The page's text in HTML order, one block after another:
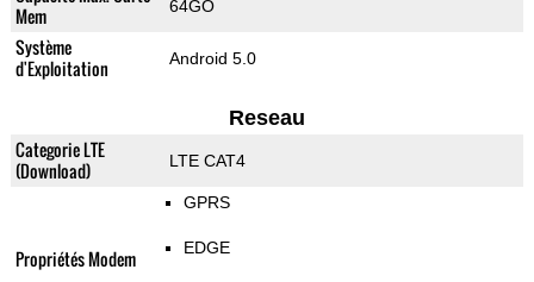
Mem
64GO
Système
d'Exploitation
Android 5.0
Reseau
Categorie LTE
(Download)
LTE CAT4
Propriétés Modem
GPRS
EDGE